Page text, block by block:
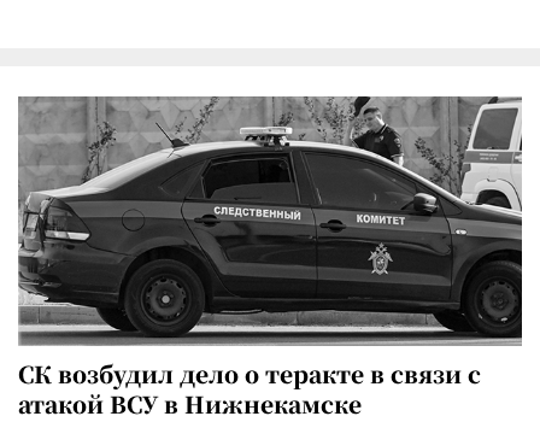
СК возбудил дело о теракте в связи с
атакой ВСУ в Нижнекамске